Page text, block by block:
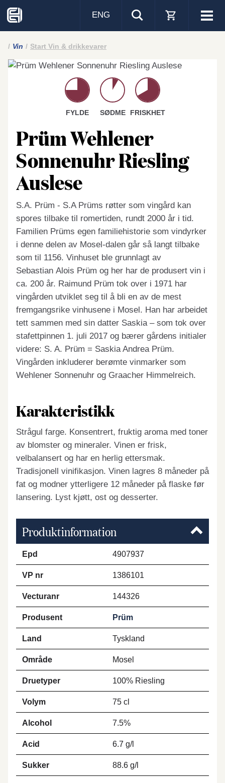
Visa
ENG
Vin Start Vin & drikkevarer
FYLDE SØDME FRISKHET
Prüm Wehlener
Sonnenuhr Riesling
Auslese
S.A. Prüm - S.A Prüms røtter som vingård kan
spores tilbake til romertiden, rundt 2000 år i tid.
Familien Prüms egen familiehistorie som vindyrker
i denne delen av Mosel-dalen går så langt tilbake
som til 1156. Vinhuset ble grunnlagt av
Sebastian Alois Prüm og her har de produsert vin i
ca. 200 år. Raimund Prüm tok over i 1971 har
vingården utviklet seg til å bli en av de mest
fremgangsrike vinhusene i Mosel. Han har arbeidet
tett sammen med sin datter Saskia – som tok over
stafettpinnen 1. juli 2017 og bærer gårdens initialer
videre: S. A. Prüm = Saskia Andrea Prüm.
Vingården inkluderer berømte vinmarker som
Wehlener Sonnenuhr og Graacher Himmelreich.
Karakteristikk
Strågul farge. Konsentrert, fruktig aroma med toner
av blomster og mineraler. Vinen er frisk,
velbalansert og har en herlig ettersmak.
Tradisjonell vinifikasjon. Vinen lagres 8 måneder på
fat og modner ytterligere 12 måneder på flaske før
lansering. Lyst kjøtt, ost og desserter.
Produktinformation
Epd 4907937
VP nr 1386101
Vecturanr 144326
Produsent Prüm
Land Tyskland
Område Mosel
Druetyper 100% Riesling
Volym 75 cl
Alcohol 7.5%
Acid 6.7 g/l
Sukker 88.6 g/l